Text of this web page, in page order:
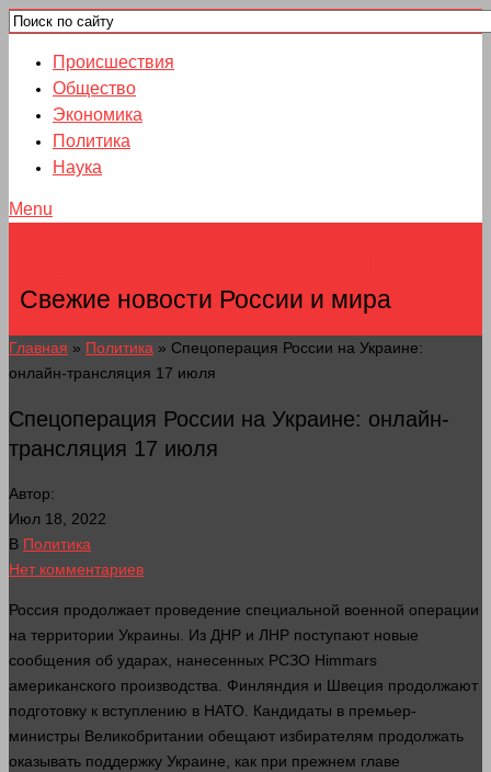
Происшествия
Общество
Экономика
Политика
Наука
Menu
Свежие новости России и мира
Главная » Политика » Спецоперация России на Украине:
онлайн-трансляция 17 июля
Спецоперация России на Украине: онлайн-
трансляция 17 июля
Автор:
Июл 18, 2022
В Политика
Нет комментариев
Россия продолжает проведение специальной военной операции
на территории Украины. Из ДНР и ЛНР поступают новые
сообщения об ударах, нанесенных РСЗО Himmars
американского производства. Финляндия и Швеция продолжают
подготовку к вступлению в НАТО. Кандидаты в премьер-
министры Великобритании обещают избирателям продолжать
оказывать поддержку Украине, как при прежнем главе